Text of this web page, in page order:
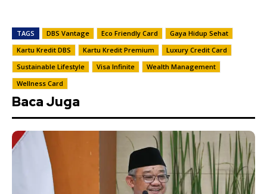
TAGS DBS Vantage Eco Friendly Card
Gaya Hidup Sehat
Kartu Kredit DBS
Kartu Kredit Premium
Luxury Credit Card
Sustainable Lifestyle
Visa Infinite
Wealth Management
Wellness Card
Baca Juga